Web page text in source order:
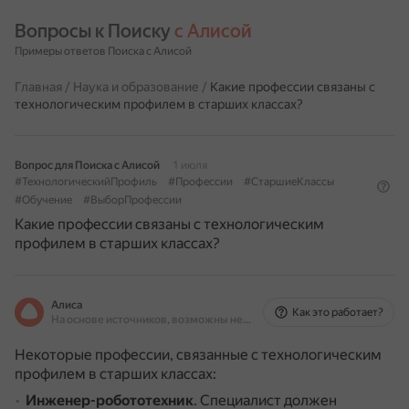
Вопросы к Поиску с Алисой
Примеры ответов Поиска с Алисой
Главная / Наука и образование / Какие профессии связаны с
технологическим профилем в старших классах?
Вопрос для Поиска с Алисой
1 июля
#ТехнологическийПрофиль
#Профессии
#СтаршиеКлассы
#Обучение
#ВыборПрофессии
Какие профессии связаны с технологическим
профилем в старших классах?
Алиса
На основе источников, возможны неточности
Как это работает?
Некоторые профессии, связанные с технологическим
профилем в старших классах:
Инженер-робототехник. Специалист должен